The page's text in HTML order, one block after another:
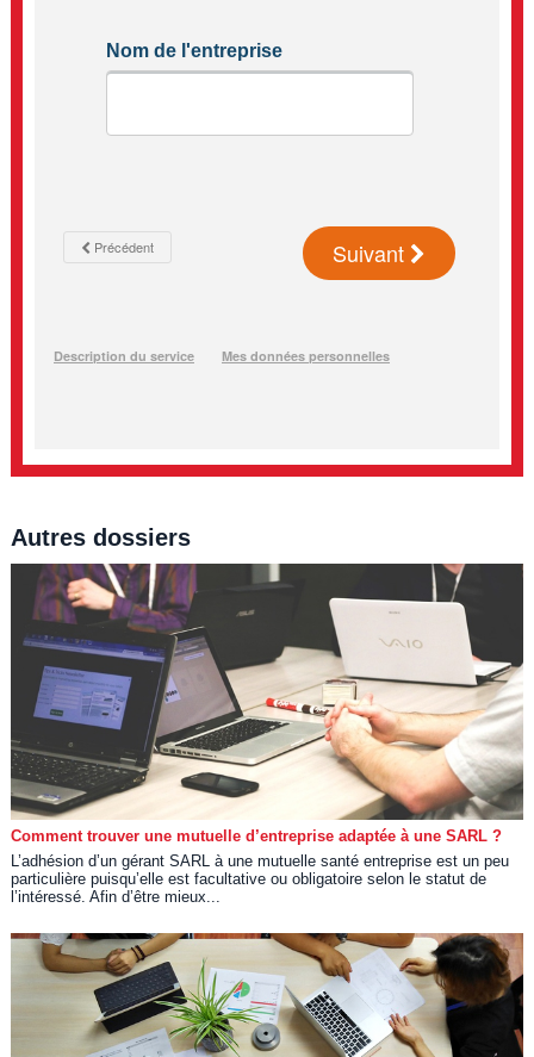
Autres dossiers
Comment trouver une mutuelle d’entreprise adaptée à une SARL ?
L’adhésion d’un gérant SARL à une mutuelle santé entreprise est un peu
particulière puisqu’elle est facultative ou obligatoire selon le statut de
l’intéressé. Afin d’être mieux...